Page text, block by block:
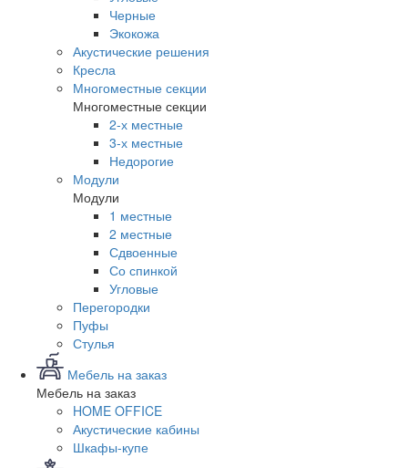
Черные
Экокожа
Акустические решения
Кресла
Многоместные секции
Многоместные секции
2-х местные
3-х местные
Недорогие
Модули
Модули
1 местные
2 местные
Сдвоенные
Со спинкой
Угловые
Перегородки
Пуфы
Стулья
Мебель на заказ
Мебель на заказ
HOME OFFICE
Акустические кабины
Шкафы-купе